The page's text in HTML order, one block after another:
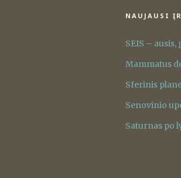
NAUJAUSI
SEIS –
Mammatus
Sferinis
Senovinio
Saturnas po